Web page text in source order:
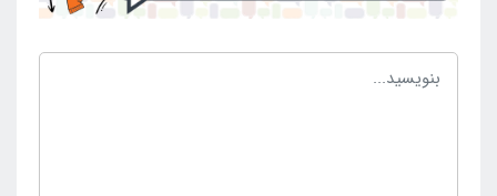
قرار گیرد و به راحتی جا به جا شود. این کیسه توری بدنه را
محافظت می کند و می تواند در برابر عوامل مختلف
مقاومت داشته باشد که در نتیجه مزیتی مهم برای حمل